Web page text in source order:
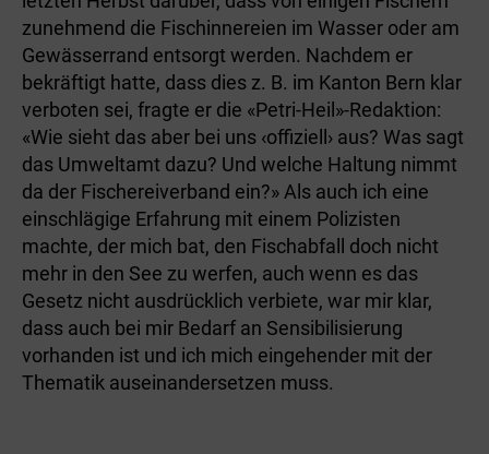
zunehmend die Fischinnereien im Wasser oder am
Gewässerrand entsorgt werden. Nachdem er
bekräftigt hatte, dass dies z. B. im Kanton Bern klar
verboten sei, fragte er die «Petri-Heil»-Redaktion:
«Wie sieht das aber bei uns ‹offiziell› aus? Was sagt
das Umweltamt dazu? Und welche Haltung nimmt
da der Fischereiverband ein?» Als auch ich eine
einschlägige Erfahrung mit einem Polizisten
machte, der mich bat, den Fischabfall doch nicht
mehr in den See zu werfen, auch wenn es das
Gesetz nicht ausdrücklich verbiete, war mir klar,
dass auch bei mir Bedarf an Sensibilisierung
vorhanden ist und ich mich eingehender mit der
Thematik auseinandersetzen muss.